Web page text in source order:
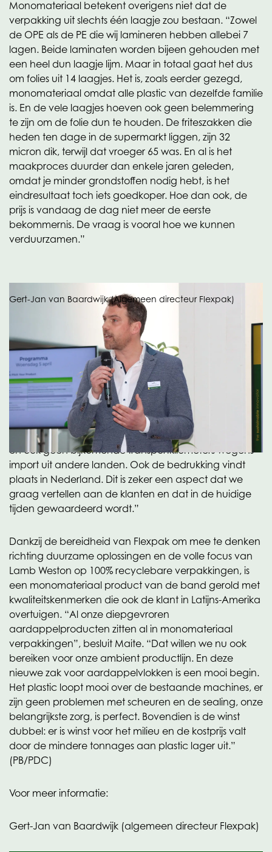
Monomateriaal betekent overigens niet dat de
verpakking uit slechts één laagje zou bestaan. “Zowel
de OPE als de PE die wij lamineren hebben allebei 7
lagen. Beide laminaten worden bijeen gehouden met
een heel dun laagje lijm. Maar in totaal gaat het dus
om folies uit 14 laagjes. Het is, zoals eerder gezegd,
monomateriaal omdat alle plastic van dezelfde familie
is. En de vele laagjes hoeven ook geen belemmering
te zijn om de folie dun te houden. De friteszakken die
heden ten dage in de supermarkt liggen, zijn 32
micron dik, terwijl dat vroeger 65 was. En al is het
maakproces duurder dan enkele jaren geleden,
omdat je minder grondstoffen nodig hebt, is het
eindresultaat toch iets goedkoper. Hoe dan ook, de
prijs is vandaag de dag niet meer de eerste
bekommernis. De vraag is vooral hoe we kunnen
verduurzamen.”
Gert-Jan van Baardwijk (Algemeen directeur Flexpak)
Short chain
Over die verduurzaming vertelt Gert-Jan niet zonder
enige trots dat alle OPE/PE in de verpakkingen van
Flexpak in de fabriek van Oerlemans Plastics in Giessen
wordt gemaakt. “Geen supply chain problemen dus
en ook geen bijkomende transportkilometers wegens
import uit andere landen. Ook de bedrukking vindt
plaats in Nederland. Dit is zeker een aspect dat we
graag vertellen aan de klanten en dat in de huidige
tijden gewaardeerd wordt.”
Dankzij de bereidheid van Flexpak om mee te denken
richting duurzame oplossingen en de volle focus van
Lamb Weston op 100% recyclebare verpakkingen, is
een monomateriaal product van de band gerold met
kwaliteitskenmerken die ook de klant in Latijns-Amerika
overtuigen. “Al onze diepgevroren
aardappelproducten zitten al in monomateriaal
verpakkingen”, besluit Maite. “Dat willen we nu ook
bereiken voor onze ambient productlijn. En deze
nieuwe zak voor aardappelvlokken is een mooi begin.
Het plastic loopt mooi over de bestaande machines, er
zijn geen problemen met scheuren en de sealing, onze
belangrijkste zorg, is perfect. Bovendien is de winst
dubbel: er is winst voor het milieu en de kostprijs valt
door de mindere tonnages aan plastic lager uit.”
(PB/PDC)
Voor meer informatie:
Gert-Jan van Baardwijk (algemeen directeur Flexpak)